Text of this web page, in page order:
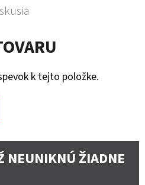
k tejto položke.
NEUNIKNÚ ŽIADNE